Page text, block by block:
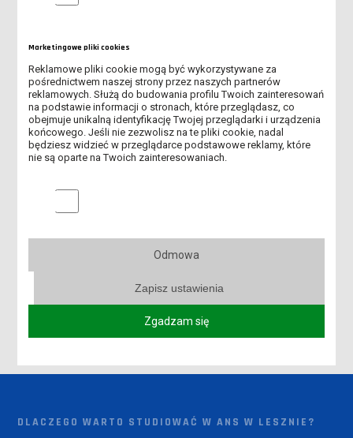
2022
Procedura
resetowania/ustawienia
nowego hasła do systemu
USOS
Jak ustawić nowe hasło do USOS
Office/Microsoft 365
Teams oraz poczty studenckiej
DLACZEGO WARTO STUDIOWAĆ W ANS W LESZNIE?
Marketingowe pliki cookies
Reklamowe pliki cookie mogą być wykorzystywane za
pośrednictwem naszej strony przez naszych partnerów
reklamowych. Służą do budowania profilu Twoich zainteresowań
na podstawie informacji o stronach, które przeglądasz, co
obejmuje unikalną identyfikację Twojej przeglądarki i urządzenia
końcowego. Jeśli nie zezwolisz na te pliki cookie, nadal
będziesz widzieć w przeglądarce podstawowe reklamy, które
nie są oparte na Twoich zainteresowaniach.
Marketingowe pliki cookies
Odmowa
Zapisz ustawienia
Zgadzam się